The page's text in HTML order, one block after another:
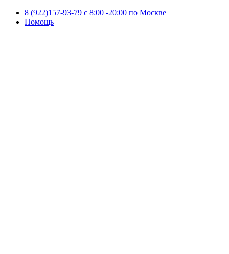
8 (922)157-93-79 c 8:00 -20:00 по Москве
Помощь